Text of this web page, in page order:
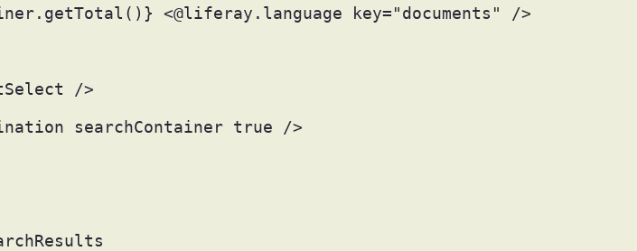
<@liferay.language key="documents" />
/>
searchContainer true />